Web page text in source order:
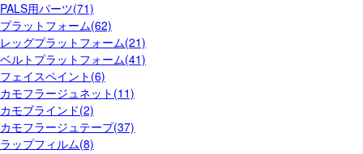
PALS用パーツ(71)
プラットフォーム(62)
レッグプラットフォーム(21)
ベルトプラットフォーム(41)
フェイスペイント(6)
カモフラージュネット(11)
カモブラインド(2)
カモフラージュテープ(37)
ラップフィルム(8)